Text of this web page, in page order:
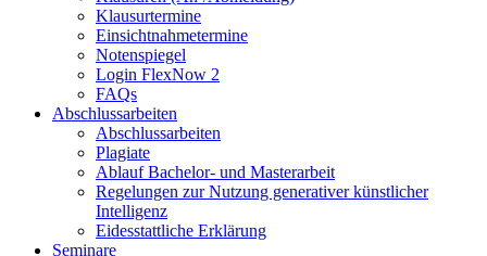
Klausurtermine
Einsichtnahmetermine
Notenspiegel
Login FlexNow 2
FAQs
Abschlussarbeiten
Abschlussarbeiten
Plagiate
Ablauf Bachelor- und Masterarbeit
Regelungen zur Nutzung generativer künstlicher
Intelligenz
Eidesstattliche Erklärung
Seminare